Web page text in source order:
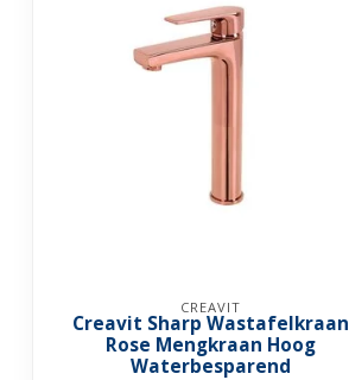
CREAVIT
Creavit Sharp Wastafelkraan
Rose Mengkraan Hoog
Waterbesparend